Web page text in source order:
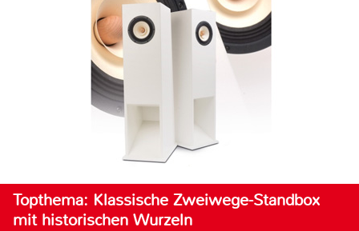
Topthema: Klassische Zweiwege-Standbox
mit historischen Wurzeln